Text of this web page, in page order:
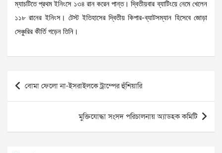
ম্যাচটিতে প্রথম ইনিংসে ১৩৪ রান করেন পান্ত। দ্বিতীয়বার ব্যাটিংয়ে নেমে খেলেন
১১৮ রানের ইনিংস। টেস্ট ইতিহাসের দ্বিতীয় কিপার-ব্যাটসম্যান হিসেবে জোড়া
সেঞ্চুরির কীর্তি গড়েন তিনি।
Post
navigation
বোমা ফেলো না-ইসরাইলকে ট্রাম্পের হুঁশিয়ারি
মুক্তিযোদ্ধা সংসদ পরিচালনায় অ্যাডহক কমিটি